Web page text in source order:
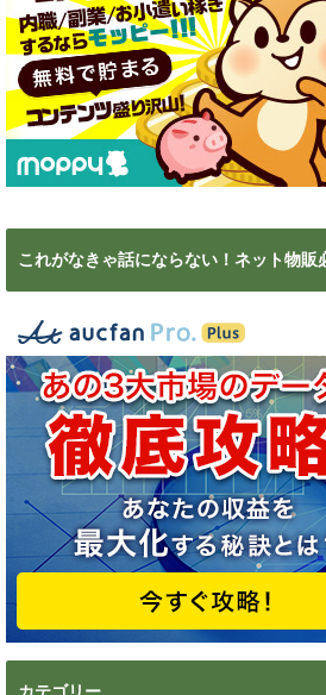
これがなきゃ話にならない！ネット物販